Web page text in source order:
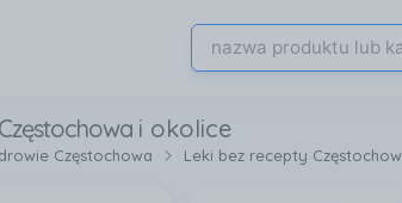
i okolice
Częstochowa Leki bez recepty